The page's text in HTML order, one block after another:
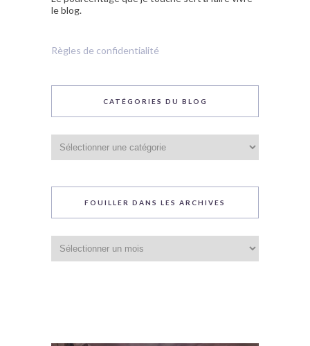
le blog.
Règles de confidentialité
CATÉGORIES DU BLOG
du
blog
FOUILLER DANS LES ARCHIVES
dans
les